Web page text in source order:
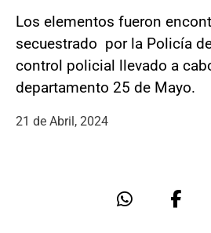
Los elementos fueron
secuestrado por la Policía
control policial llevado a
departamento 25 de Mayo.
21 de Abril, 2024